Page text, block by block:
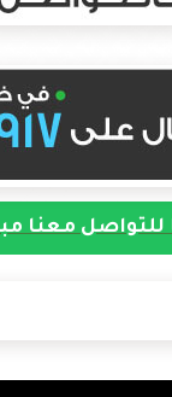
معنا